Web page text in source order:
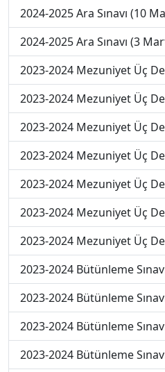
2024-2025 Ara Sınavı (10
2024-2025 Ara Sınavı (3
2023-2024 Mezuniyet Üç
2023-2024 Mezuniyet Üç
2023-2024 Mezuniyet Üç
2023-2024 Mezuniyet Üç
2023-2024 Mezuniyet Üç
2023-2024 Mezuniyet Üç
2023-2024 Mezuniyet Üç
2023-2024 Bütünleme
2023-2024 Bütünleme
2023-2024 Bütünleme
2023-2024 Bütünleme